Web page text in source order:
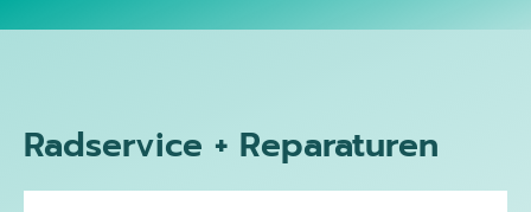
Radservice + Reparaturen